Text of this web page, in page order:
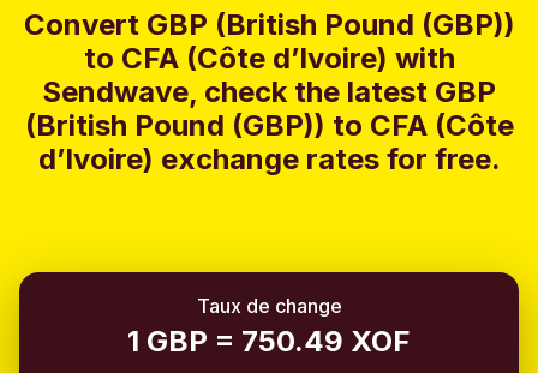
Convert GBP (British Pound (GBP))
to CFA (Côte d’Ivoire) with
Sendwave, check the latest GBP
(British Pound (GBP)) to CFA (Côte
d’Ivoire) exchange rates for free.
Taux de change
1 GBP = 750.49 XOF